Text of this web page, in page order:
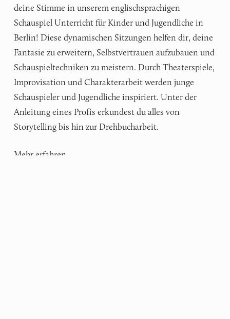
deine Stimme in unserem englischsprachigen
Schauspiel Unterricht für Kinder und Jugendliche in
Berlin! Diese dynamischen Sitzungen helfen dir, deine
Fantasie zu erweitern, Selbstvertrauen aufzubauen und
Schauspieltechniken zu meistern. Durch Theaterspiele,
Improvisation und Charakterarbeit werden junge
Schauspieler und Jugendliche inspiriert. Unter der
Anleitung eines Profis erkundest du alles von
Storytelling bis hin zur Drehbucharbeit.
Mehr erfahren